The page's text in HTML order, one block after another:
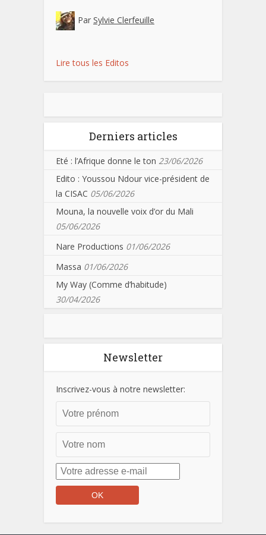
Par Sylvie Clerfeuille
Lire tous les Editos
Derniers articles
Eté : l’Afrique donne le ton 23/06/2026
Edito : Youssou Ndour vice-président de
la CISAC 05/06/2026
Mouna, la nouvelle voix d’or du Mali
05/06/2026
Nare Productions 01/06/2026
Massa 01/06/2026
My Way (Comme d’habitude)
30/04/2026
Newsletter
Inscrivez-vous à notre newsletter: